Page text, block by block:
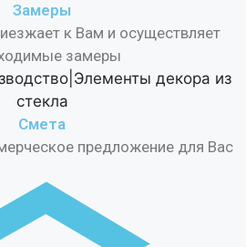
Замеры
к Вам и осуществляет
замеры
Смета
предложение для Вас